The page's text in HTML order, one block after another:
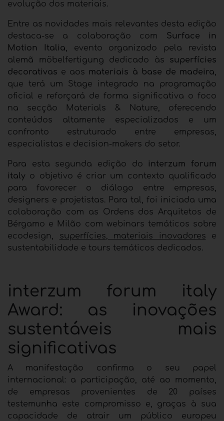
evolução dos materiais.
Entre as novidades mais relevantes desta edição
destaca-se a colaboração com Surface in
Motion Italia, evento organizado pela revista
alemã möbelfertigung dedicado às superfícies
decorativas e aos materiais à base de madeira,
que terá um Stage integrado na programação
oficial e reforçará de forma significativa o foco
na secção Materials & Nature, oferecendo
conteúdos altamente especializados e um
confronto estruturado entre empresas,
especialistas e decision-makers do setor.
Para esta segunda edição do interzum forum
italy o objetivo é criar um contexto qualificado
para favorecer o diálogo entre empresas,
designers e projetistas. Para tal, foi iniciada uma
colaboração com as Ordens dos Arquitetos de
Bérgamo e Milão com webinars temáticos sobre
ecodesign, superfícies, materiais inovadores e
sustentabilidade e tours temáticos dedicados.
interzum forum italy
Award: as inovações
sustentáveis mais
significativas
A manifestação confirma o seu papel
internacional: a participação, até ao momento,
de empresas provenientes de 20 países
testemunha este compromisso e, graças à sua
capacidade de atrair um público europeu